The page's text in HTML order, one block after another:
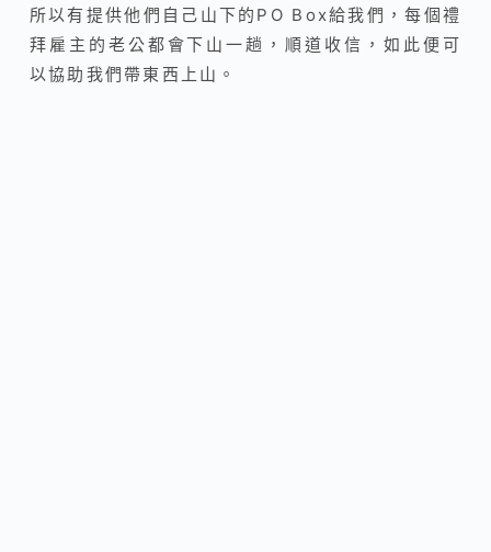
所以有提供他們自己山下的PO Box給我們，每個禮
拜雇主的老公都會下山一趟，順道收信，如此便可
以協助我們帶東西上山。